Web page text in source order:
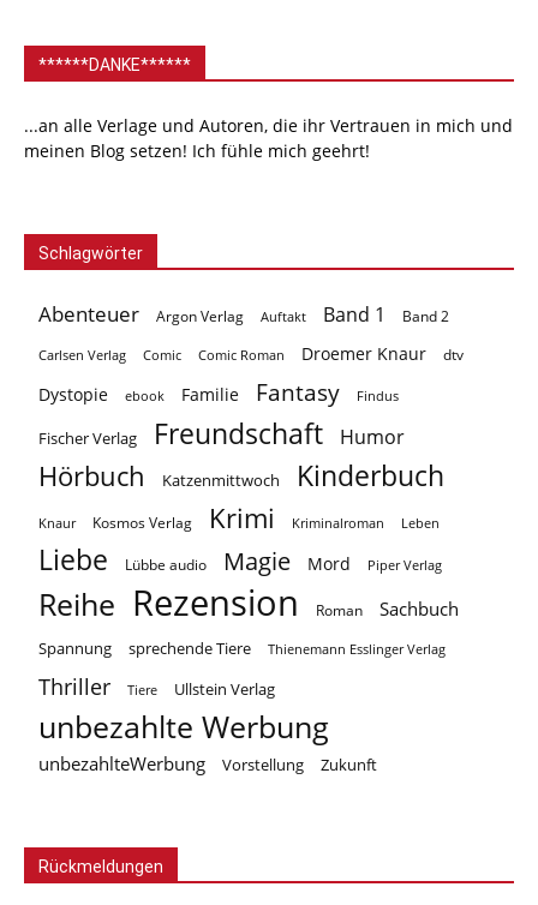
******DANKE******
...an alle Verlage und Autoren, die ihr Vertrauen in mich und
meinen Blog setzen! Ich fühle mich geehrt!
Schlagwörter
Abenteuer Argon Verlag Auftakt Band 1 Band 2
Carlsen Verlag Comic Comic Roman Droemer Knaur dtv
Dystopie ebook Familie Fantasy Findus
Fischer Verlag Freundschaft Humor
Hörbuch Katzenmittwoch Kinderbuch
Knaur Kosmos Verlag Krimi Kriminalroman Leben
Liebe Lübbe audio Magie Mord Piper Verlag
Reihe Rezension Roman Sachbuch
Spannung sprechende Tiere Thienemann Esslinger Verlag
Thriller Tiere Ullstein Verlag
unbezahlte Werbung
unbezahlteWerbung Vorstellung Zukunft
Rückmeldungen